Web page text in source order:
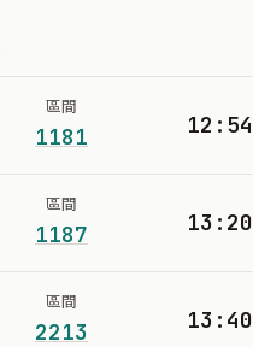
區間
1181 12:54
區間
1187 13:20
區間
2213 13:40